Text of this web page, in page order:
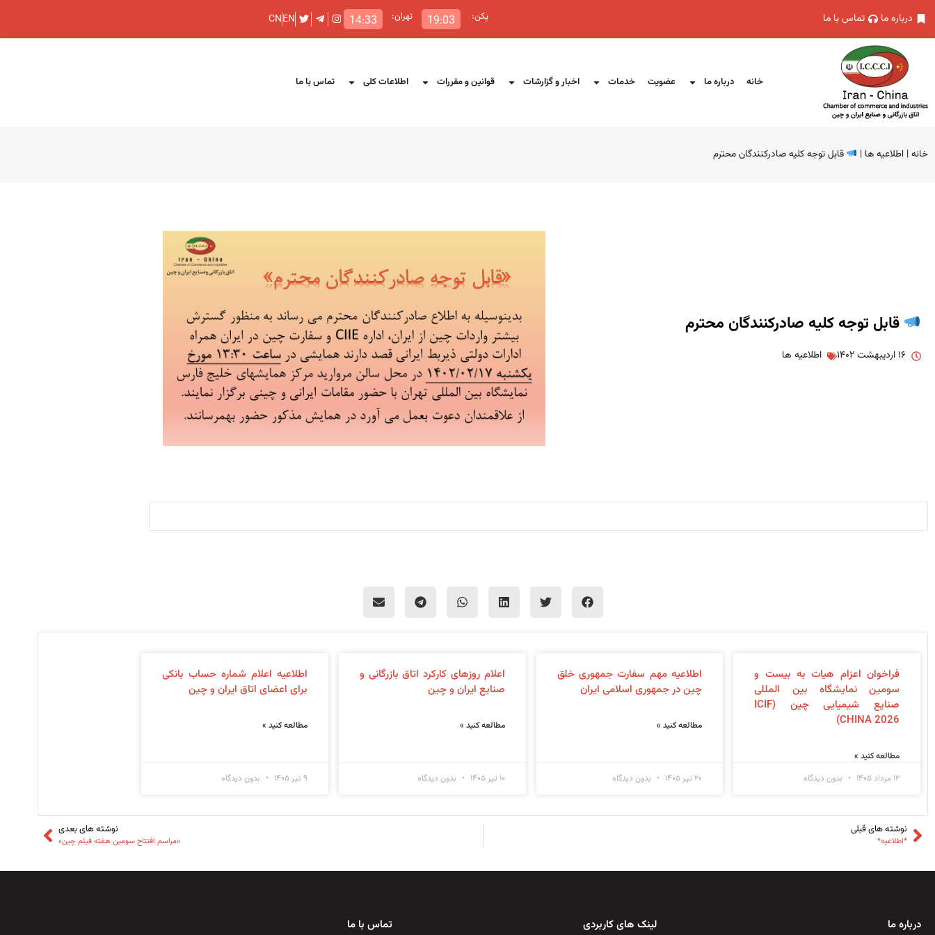
درباره ما تماس با ما پکن: 19:03 تهران: 14:33
EN
CN
خانه درباره ما عضویت خدمات اخبار و گزارشات قوانین و مقررات اطلاعات کلی تماس با ما
خانه| اطلاعیه ها | قابل توجه کلیه صادرکنندگان محترم
قابل توجه کلیه صادرکنندگان محترم
۱۶ اردیبهشت ۱۴۰۲ اطلاعیه ها
فراخوان اعزام هیات به بیست و
سومین نمایشگاه بین المللی
صنایع شیمیایی چین (ICIF
CHINA 2026)
مطالعه کنید »
۱۲ مرداد ۱۴۰۵
بدون دیدگاه
اطلاعیه مهم سفارت جمهوری خلق
چین در جمهوری اسلامی ایران
مطالعه کنید »
۲۰ تیر ۱۴۰۵ بدون دیدگاه
اعلام روزهای کارکرد اتاق بازرگانی و
صنایع ایران و چین
مطالعه کنید »
۱۰ تیر ۱۴۰۵ بدون دیدگاه
اطلاعیه اعلام شماره حساب بانکی
برای اعضای اتاق ایران و چین
مطالعه کنید »
۹ تیر ۱۴۰۵ بدون دیدگاه
نوشته های قبلی
*اطلاعیه*
نوشته های بعدی
«مراسم افتتاح سومین هفته فیلم چین»
درباره ما لینک های کاربردی تماس با ما